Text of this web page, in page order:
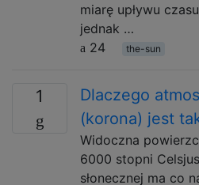
miarę upływu
jednak …
24
the-sun
1
Dlaczego
(korona) jest
Widoczna
6000 stopni
słonecznej ma co